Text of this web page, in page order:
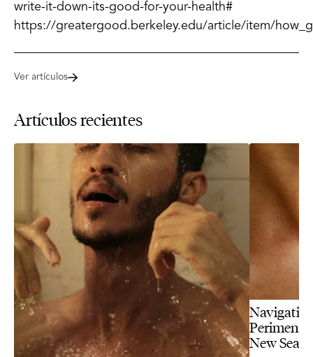
write-it-down-its-good-for-your-health#
https://greatergood.berkeley.edu/article/item/
Ver artículos
Artículos recientes
New